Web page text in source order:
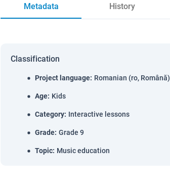
Metadata History
Classification
Project language: Romanian (ro, Română)
Age: Kids
Category: Interactive lessons
Grade: Grade 9
Topic: Music education